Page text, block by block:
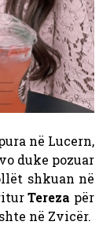
në Lucern,
duke pozuar
shkuan në
Tereza për
në Zvicër.